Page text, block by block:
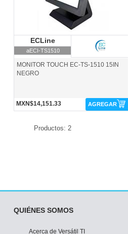
ECLine
aECI-TS1510
MONITOR TOUCH EC-TS-1510 15IN
NEGRO
MXN$14,151.33 AGREGAR
Productos: 2
QUIÉNES SOMOS
Acerca de Versátil TI